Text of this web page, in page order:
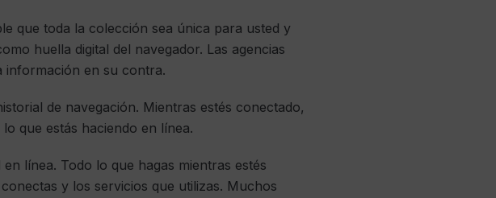
que toda la colección sea única para usted y
huella digital del navegador. Las agencias
información en su contra.
de navegación. Mientras estés conectado,
que estás haciendo en línea.
línea. Todo lo que hagas mientras estés
y los servicios que utilizas. Muchos